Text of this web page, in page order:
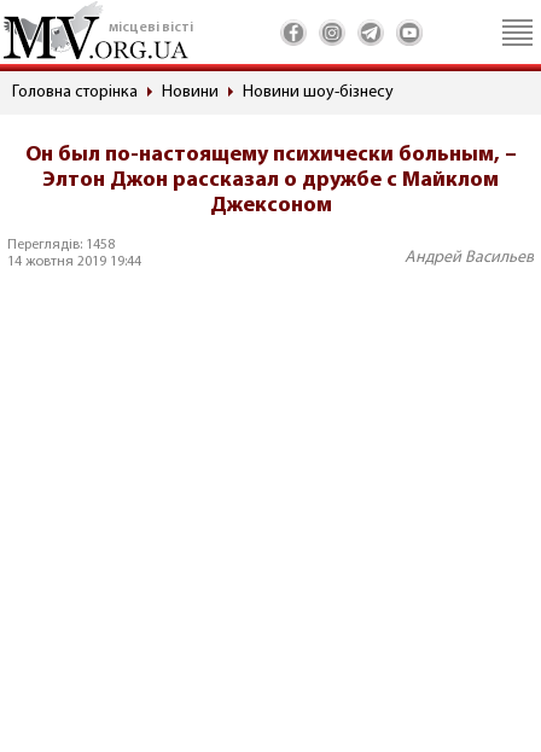
місцеві вісті
Головна сторінка Новини Новини шоу-бізнесу
Он был по-настоящему психически больным, –
Элтон Джон рассказал о дружбе с Майклом
Джексоном
Переглядів: 1458
14 жовтня 2019 19:44
Андрей Васильев